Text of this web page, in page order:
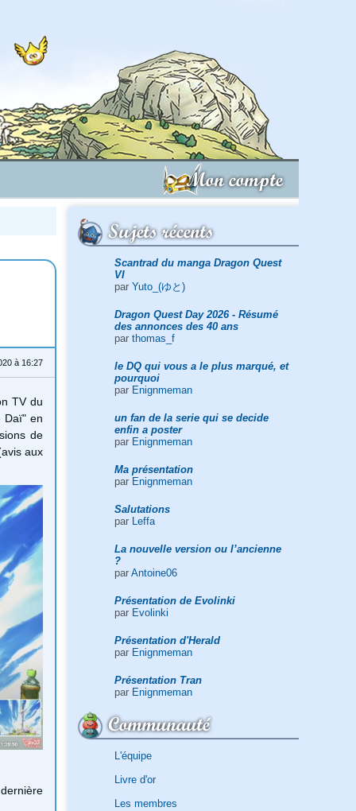
Mon compte
Sujets récents
Scantrad du manga Dragon Quest
VI
par Yuto_(ゆと)
Dragon Quest Day 2026 - Résumé
des annonces des 40 ans
par thomas_f
le DQ qui vous a le plus marqué, et
pourquoi
par Enignmeman
un fan de la serie qui se decide
enfin a poster
par Enignmeman
Ma présentation
par Enignmeman
Salutations
par
Leffa
La nouvelle version ou l’ancienne
?
par Antoine06
Présentation de Evolinki
par Evolinki
Présentation d'Herald
par Enignmeman
Présentation Tran
par Enignmeman
Communauté
L'équipe
Livre d'or
Les membres
à 16:27
TV du
Daï" en
de
aux